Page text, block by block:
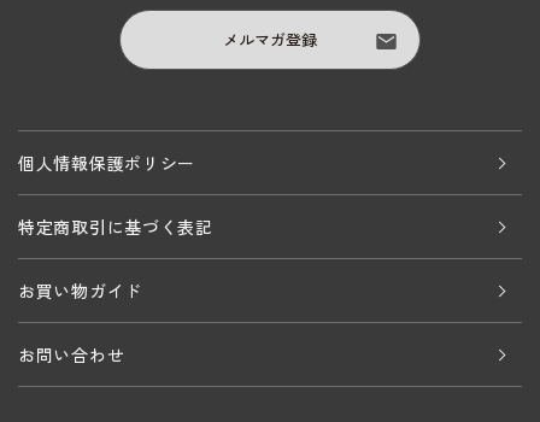
メルマガ登録
個人情報保護ポリシー
特定商取引に基づく表記
お買い物ガイド
お問い合わせ